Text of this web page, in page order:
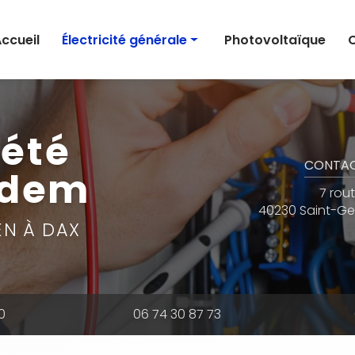
Électricité générale
Borne de recharge électrique
Domotique
Automatisme de portails
Photovoltaïque
À DAX
7
40230 Saint-
06 74 30 87 73